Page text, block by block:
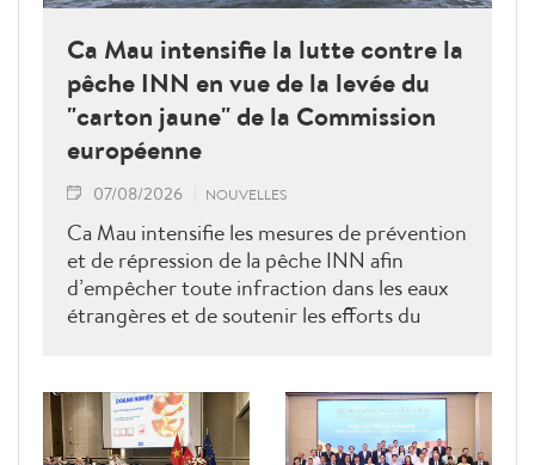
Ca Mau intensifie la lutte contre la
pêche INN en vue de la levée du
"carton jaune" de la Commission
européenne
07/08/2026 NOUVELLES
Ca Mau intensifie les mesures de prévention
et de répression de la pêche INN afin
d’empêcher toute infraction dans les eaux
étrangères et de soutenir les efforts du